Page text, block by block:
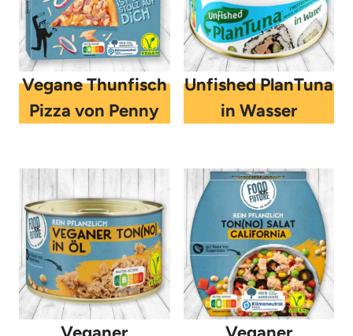
Vegane Thunfisch
Pizza von Penny
Unfished PlanTuna
in Wasser